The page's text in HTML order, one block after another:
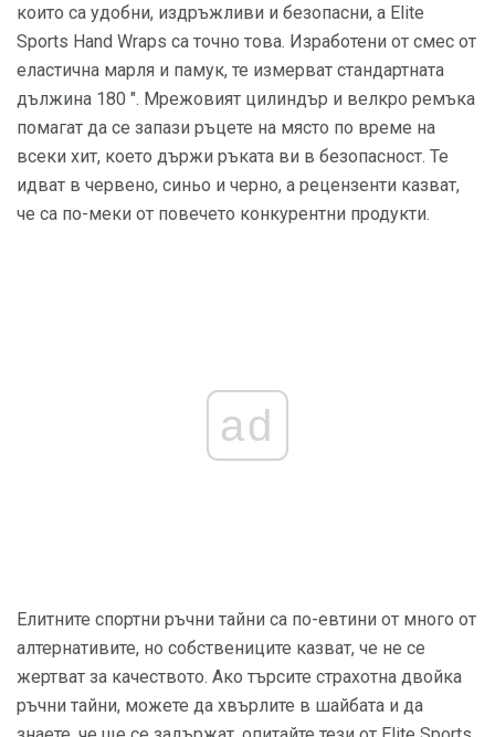
които са удобни, издръжливи и безопасни, а Elite
Sports Hand Wraps са точно това. Изработени от смес от
еластична марля и памук, те измерват стандартната
дължина 180 ". Мрежовият цилиндър и велкро ремъка
помагат да се запази ръцете на място по време на
всеки хит, което държи ръката ви в безопасност. Те
идват в червено, синьо и черно, а рецензенти казват,
че са по-меки от повечето конкурентни продукти.
ad
Елитните спортни ръчни тайни са по-евтини от много от
алтернативите, но собствениците казват, че не се
жертват за качеството. Ако търсите страхотна двойка
ръчни тайни, можете да хвърлите в шайбата и да